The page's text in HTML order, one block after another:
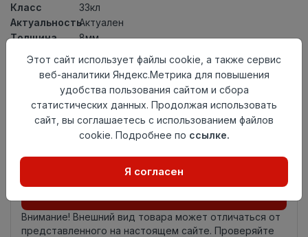
Класс
33кл
АктуальностьАктуален
Толщина
8мм
1380×159мм
до +27 градусов
UNICLIC
Россия
Внимание! Внешний вид товара может отличаться от
представленного на настоящем сайте. Проверяйте
Этот сайт использует файлы cookie, а также сервис
веб-аналитики Яндекс.Метрика для повышения
удобства пользования сайтом и сбора
статистических данных. Продолжая использовать
сайт, вы соглашаетесь с использованием файлов
cookie. Подробнее по ссылке.
Я согласен